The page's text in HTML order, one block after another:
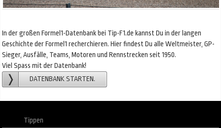
In der großen Formel1-Datenbank bei Tip-F1.de kannst Du in der langen
Geschichte der Formel1 recherchieren. Hier findest Du alle Weltmeister, GP-
Sieger, Ausfälle, Teams, Motoren und Rennstrecken seit 1950.
Viel Spass mit der Datenbank!
DATENBANK STARTEN.
Tippen